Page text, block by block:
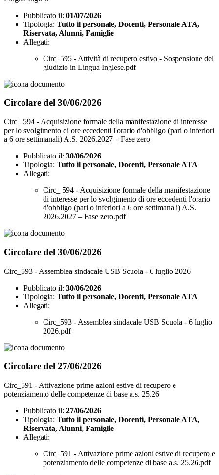
Pubblicato il: 01/07/2026
Tipologia: Tutto il personale, Docenti, Personale ATA,
Riservata, Alunni, Famiglie
Allegati:
Circ_595 - Attività di recupero estivo - Sospensione del
giudizio in Lingua Inglese.pdf
Circolare del 30/06/2026
Circ_ 594 - Acquisizione formale della manifestazione di interesse
per lo svolgimento di ore eccedenti l'orario d'obbligo (pari o inferiori
a 6 ore settimanali) A.S. 2026.2027 – Fase zero
Pubblicato il: 30/06/2026
Tipologia: Tutto il personale, Docenti, Personale ATA
Allegati:
Circ_ 594 - Acquisizione formale della manifestazione
di interesse per lo svolgimento di ore eccedenti l'orario
d'obbligo (pari o inferiori a 6 ore settimanali) A.S.
2026.2027 – Fase zero.pdf
Circolare del 30/06/2026
Circ_593 - Assemblea sindacale USB Scuola - 6 luglio 2026
Pubblicato il: 30/06/2026
Tipologia: Tutto il personale, Docenti, Personale ATA
Allegati:
Circ_593 - Assemblea sindacale USB Scuola - 6 luglio
2026.pdf
Circolare del 27/06/2026
Circ_591 - Attivazione prime azioni estive di recupero e
potenziamento delle competenze di base a.s. 25.26
Pubblicato il: 27/06/2026
Tipologia: Tutto il personale, Docenti, Personale ATA,
Riservata, Alunni, Famiglie
Allegati:
Circ_591 - Attivazione prime azioni estive di recupero e
potenziamento delle competenze di base a.s. 25.26.pdf